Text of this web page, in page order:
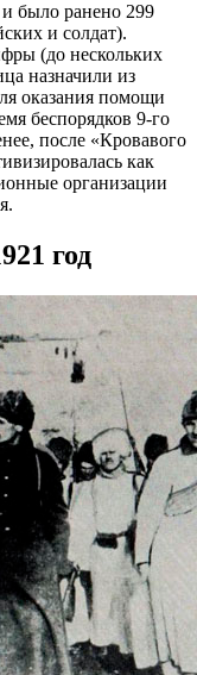
было ранено 299
и солдат).
(до нескольких
назначили из
оказания помощи
беспорядков 9-го
после «Кровавого
как
организации
год